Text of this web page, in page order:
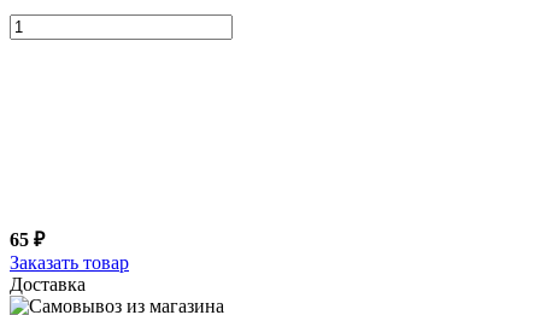
65 ₽
Заказать товар
Доставка